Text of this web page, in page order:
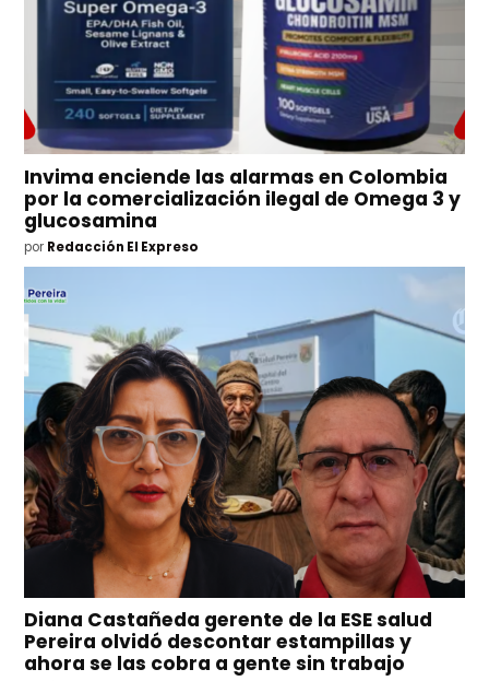
Invima enciende las alarmas en Colombia
por la comercialización ilegal de Omega 3 y
glucosamina
por Redacción El Expreso
Diana Castañeda gerente de la ESE salud
Pereira olvidó descontar estampillas y
ahora se las cobra a gente sin trabajo